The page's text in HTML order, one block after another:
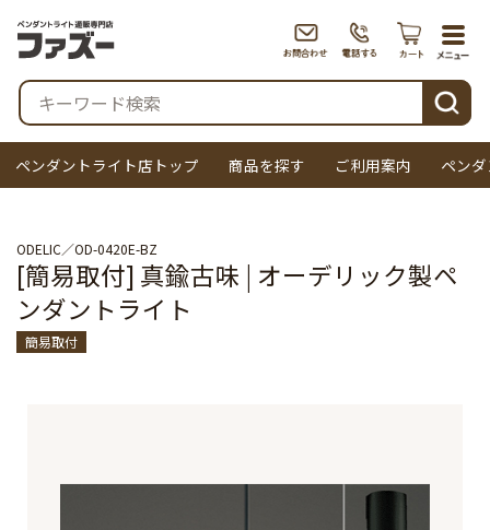
検索
ペンダントライト店トップ 商品を探す ご利用案内 ペン
ODELIC OD-0420E-BZ
[簡易取付] 真鍮古味 | オーデリック製ペ
ンダントライト
簡易取付